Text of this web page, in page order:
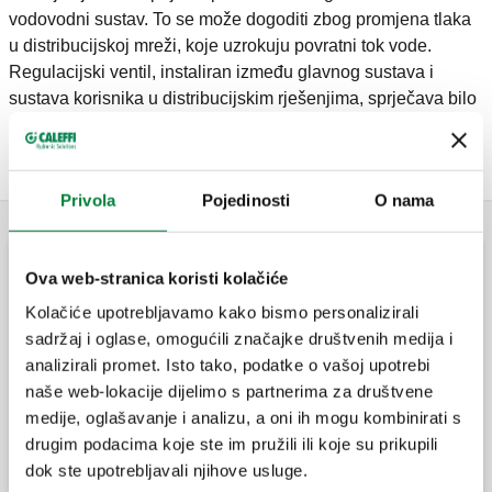
Privola Pojedinosti O nama
Ova web-stranica koristi kolačiće
Kolačiće upotrebljavamo kako bismo personalizirali
sadržaj i oglase, omogućili značajke društvenih medija i
analizirali promet. Isto tako, podatke o vašoj upotrebi
naše web-lokacije dijelimo s partnerima za društvene
medije, oglašavanje i analizu, a oni ih mogu kombinirati s
drugim podacima koje ste im pružili ili koje su prikupili
dok ste upotrebljavali njihove usluge.
vodovodni sustav. To se može dogoditi zbog promjena tlaka
u distribucijskoj mreži, koje uzrokuju povratni tok vode.
Regulacijski ventil, instaliran između glavnog sustava i
sustava korisnika u distribucijskim rješenjima, sprječava bilo
zatvara kad se stvore uvjeti za povratni protok.
Standardni kuglasti ventili s ugrađenim nepovratnim
BALLSTOP, Kuglasti ventil s ugrađenim
nepovratnim ventilom, ženski priključci.